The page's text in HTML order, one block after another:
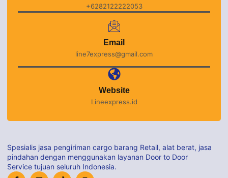
+6282122222053
Email
line7express@gmail.com
Website
Lineexpress.id
Spesialis jasa pengiriman cargo barang Retail, alat berat, jasa
pindahan dengan menggunakan layanan Door to Door
Service tujuan seluruh Indonesia.